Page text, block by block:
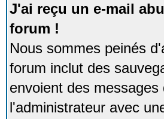
J'ai reçu un e-mail
forum !
Nous sommes peinés
forum inclut des
envoient des
l'administrateur avec